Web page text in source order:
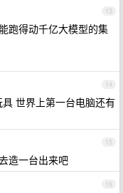
13
跑得动千亿大模型的集
14
世界上第一台电脑还有
15
造一台出来吧
16